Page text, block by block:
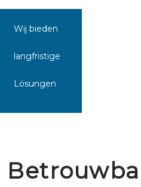
Wij bieden
langfristige
Lösungen